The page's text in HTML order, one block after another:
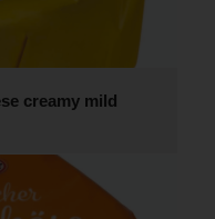
creamy mild